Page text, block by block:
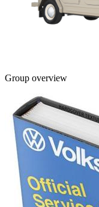
Group overview